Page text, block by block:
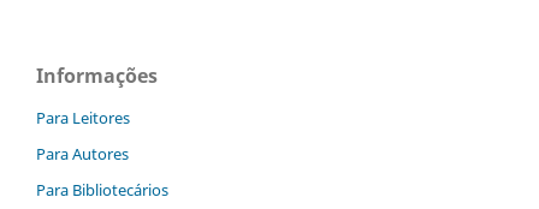
Informações
Para Leitores
Para Autores
Para Bibliotecários